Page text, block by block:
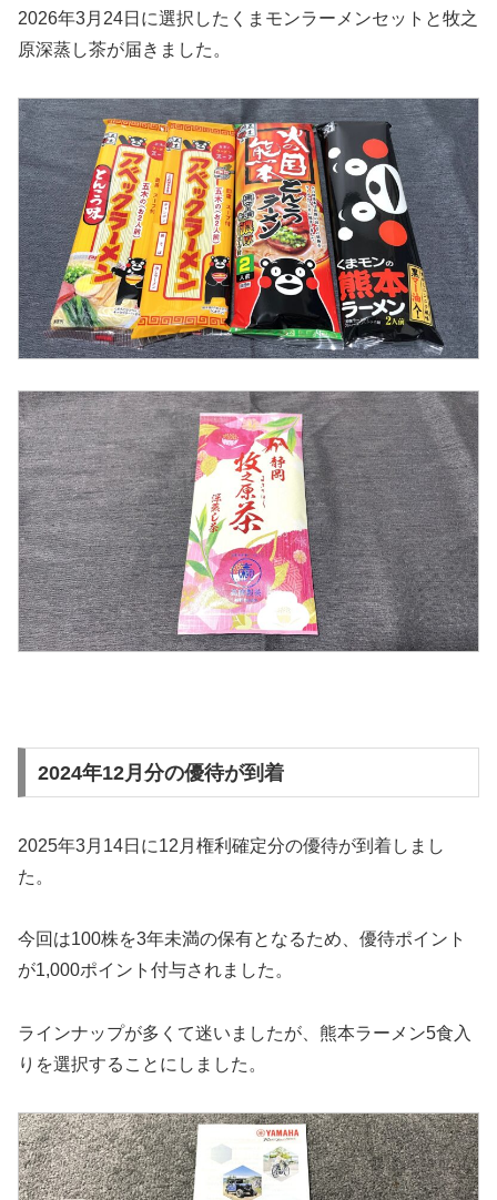
2026年3月24日に選択したくまモンラーメンセットと牧之
原深蒸し茶が届きました。
2024年12月分の優待が到着
2025年3月14日に12月権利確定分の優待が到着しまし
た。
今回は100株を3年未満の保有となるため、優待ポイント
が1,000ポイント付与されました。
ラインナップが多くて迷いましたが、熊本ラーメン5食入
りを選択することにしました。